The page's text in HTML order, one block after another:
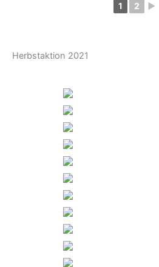
1 2 ►
Herbstaktion 2021